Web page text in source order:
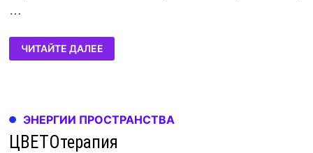
…
ЧИТАЙТЕ ДАЛЕЕ
ЭНЕРГИИ ПРОСТРАНСТВА
ЦВЕТОтерапия